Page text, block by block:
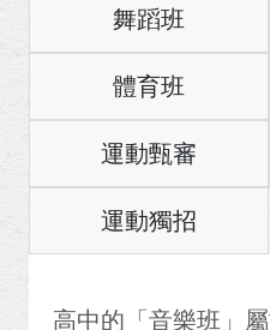
舞蹈班
體育班
運動甄審
運動獨招
高中的「音樂班」